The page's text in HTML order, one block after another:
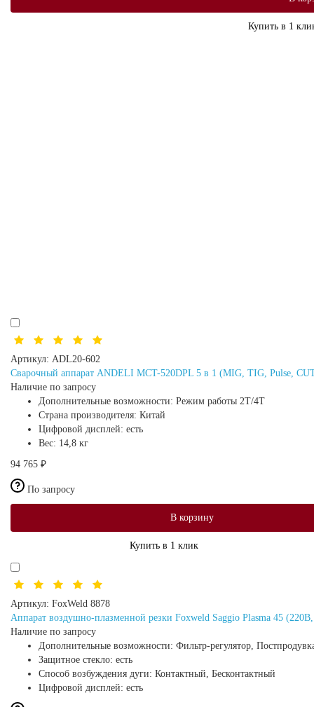
Купить в 1
Артикул: ADL20-602
Сварочный аппарат ANDELI MCT-520DPL 5 в 1 (MIG, TIG, Pulse,
Наличие по запросу
Дополнительные возможности: Режим работы 2Т/4Т
Страна производителя: Китай
Цифровой дисплей: есть
Вес: 14,8 кг
94 765 ₽
По запросу
В корзину
Купить в 1 клик
Артикул: FoxWeld 8878
Аппарат воздушно-плазменной резки Foxweld Saggio Plasma 45
Наличие по запросу
Дополнительные возможности: Фильтр-регулятор,
Защитное стекло: есть
Способ возбуждения дуги: Контактный, Бесконтактный
Цифровой дисплей: есть